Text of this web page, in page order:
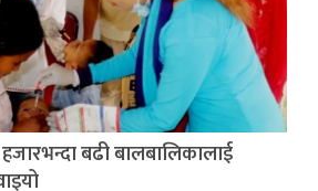
बढी बालबालिकालाई